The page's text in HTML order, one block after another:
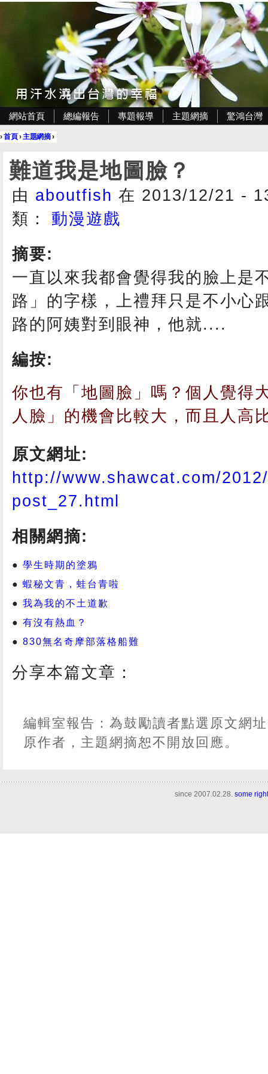
網站首頁 總編報告 專題報導 主題網摘 驚鴻台灣
›首頁›主題網摘›
難道我是地圖臉？
由 aboutfish 在 2013/12/21 -
類：
動漫遊戲
摘要:
一直以來我都會覺得我的臉上是
路」的字樣，上禮拜只是不小心
路的阿姨對到眼神，他就....
編按:
你也有「地圖臉」嗎？個人覺得
人臉」的機會比較大，而且人高
原文網址:
http://www.shawcat.com/
post_27.html
相關網摘:
學生時期的塗鴉
蝦秘文青，蛙台青啦
我為我的不土道歉
有沒有熱血？
830無名奇摩部落格船難
分享本篇文章：
編輯室報告：為鼓勵讀者點選原文網
原作者，主題網摘恕不開放回應。
since 2007.02.28. some